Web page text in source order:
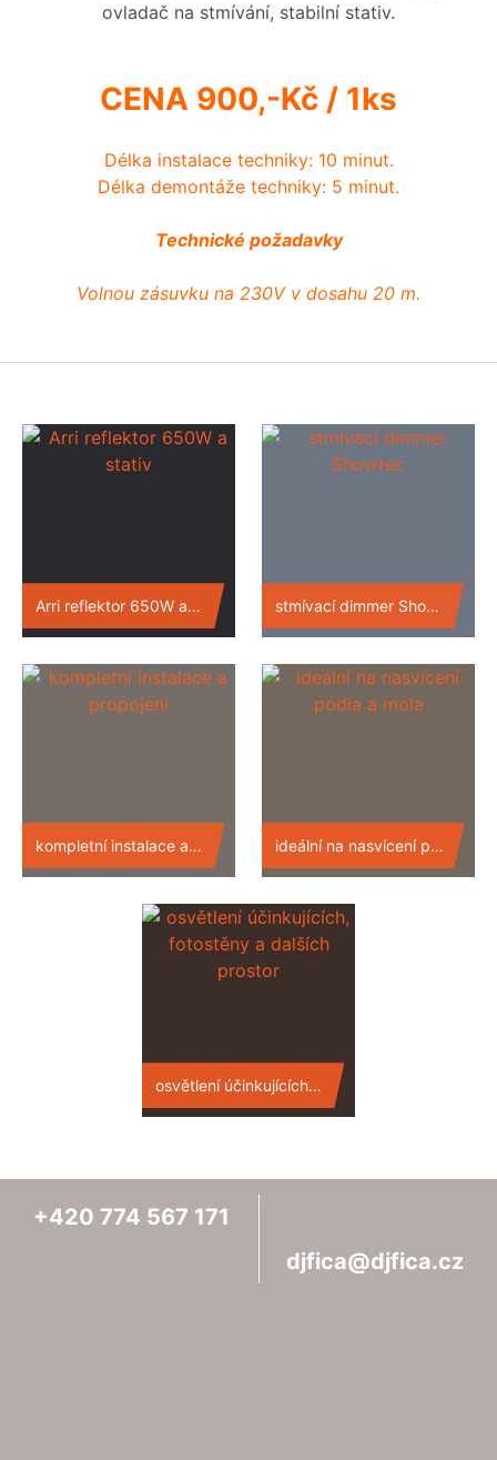
ovladač na stmívání, stabilní stativ.
CENA 900,-Kč / 1ks
Délka instalace techniky: 10 minut.
Délka demontáže techniky: 5 minut.
Technické požadavky
Volnou zásuvku na 230V v dosahu 20 m.
Arri reflektor 650W a stativ stmívací dimmer Showtec
kompletní instalace a propojení ideální na nasvícení pódia a mola
osvětlení účinkujících, fotostěny a dalších prostor
+420 774 567 171
djfica@djfica.cz